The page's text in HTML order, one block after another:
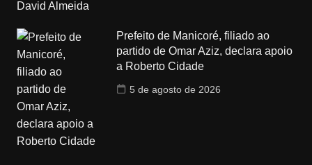
Prefeito de Manicoré, filiado ao
partido de Omar Aziz, declara apoio
a Roberto Cidade
5 de agosto de 2026